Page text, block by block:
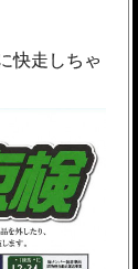
快走しちゃ